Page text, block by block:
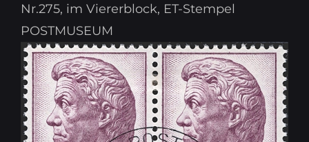
Nr.275, im Viererblock, ET-Stempel
POSTMUSEUM